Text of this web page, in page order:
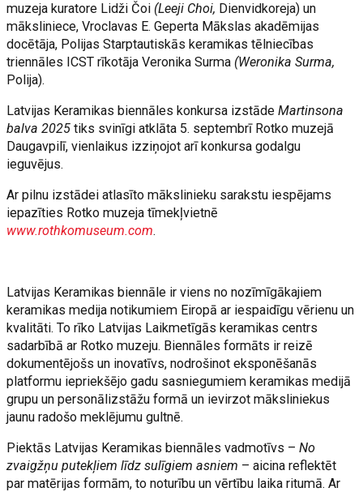
muzeja kuratore Lidži Čoi (Leeji Choi, Dienvidkoreja) un
māksliniece, Vroclavas E. Geperta Mākslas akadēmijas
docētāja, Polijas Starptautiskās keramikas tēlniecības
triennāles ICST rīkotāja Veronika Surma (Weronika Surma,
Polija).
Latvijas Keramikas biennāles konkursa izstādeMartinsona
balva 2025 tiks svinīgi atklāta 5. septembrī Rotko muzejā
Daugavpilī, vienlaikus izziņojot arī konkursa godalgu
ieguvējus.
Ar pilnu izstādei atlasīto mākslinieku sarakstu iespējams
iepazīties Rotko muzeja tīmekļvietnē
www.rothkomuseum.com.
Latvijas Keramikas biennāle ir viens no nozīmīgākajiem
keramikas medija notikumiem Eiropā ar iespaidīgu vērienu un
kvalitāti. To rīko Latvijas Laikmetīgās keramikas centrs
sadarbībā ar Rotko muzeju. Biennāles formāts ir reizē
dokumentējošs un inovatīvs, nodrošinot eksponēšanās
platformu iepriekšējo gadu sasniegumiem keramikas medijā
grupu un personālizstāžu formā un ievirzot māksliniekus
jaunu radošo meklējumu gultnē.
Piektās Latvijas Keramikas biennāles vadmotīvs –No
zvaigžņu putekļiem līdz sulīgiem asniem – aicina reflektēt
par matērijas formām, to noturību un vērtību laika ritumā. Ar